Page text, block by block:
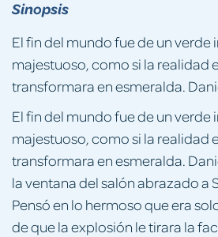
Sinopsis
El fin del mundo fue de un verde
majestuoso, como si la realidad
transformara en esmeralda.
El fin del mundo fue de un verde
majestuoso, como si la realidad
transformara en esmeralda.
la ventana del salón abrazado a
Pensó en lo hermoso que era
de que la explosión le tirara la